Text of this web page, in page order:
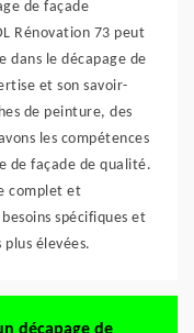
de façade
Rénovation 73 peut
dans le décapage de
et son savoir-
de peinture, des
les compétences
de façade de qualité.
complet et
spécifiques et
élevées.